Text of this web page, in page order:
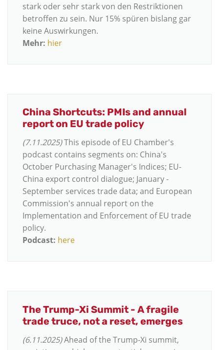
stark oder sehr stark von den Restriktionen
betroffen zu sein. Nur 15% spüren bislang gar
keine Auswirkungen.
Mehr: hier
China Shortcuts: PMIs and annual
report on EU trade policy
(7.11.2025)This episode of EU Chamber's
podcast contains segments on: China's
October Purchasing Manager's Indices; EU-
China export control dialogue; January -
September services trade data; and European
Commission's annual report on the
Implementation and Enforcement of EU trade
policy.
Podcast: here
The Trump-Xi Summit - A fragile
trade truce, not a reset, emerges
(6.11.2025)Ahead of the Trump-Xi summit,